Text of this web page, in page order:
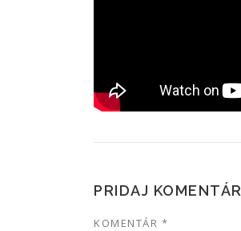
PRIDAJ KOMENTÁR
KOMENTÁR *